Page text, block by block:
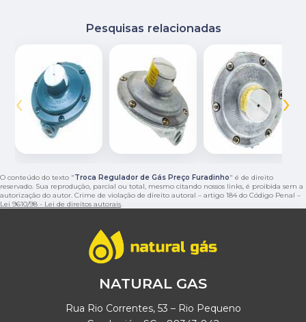
Pesquisas relacionadas
‹ ›
O conteúdo do texto "Troca Regulador de Gás Preço Furadinho" é de direito
reservado. Sua reprodução, parcial ou total, mesmo citando nossos links, é proibida sem a
autorização do autor. Crime de violação de direito autoral – artigo 184 do Código Penal –
Lei 9610/98 - Lei de direitos autorais.
NATURAL GAS
Rua Rio Correntes, 53 – Rio Pequeno